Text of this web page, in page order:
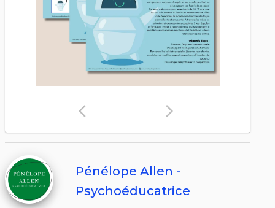
arrow_back_ios arrow_forward_ios
Pénélope Allen -
Psychoéducatrice